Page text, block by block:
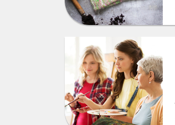
Gällivare
Gävle
Göteborg
Götene
Halmstad
Haparanda